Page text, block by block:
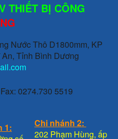
THIẾT BỊ CÔNG
Nước Thô D1800mm, KP
Tỉnh Bình Dương
0274.730 5519
1:
Chi nhánh 2:
202 Phạm Hùng, ấp